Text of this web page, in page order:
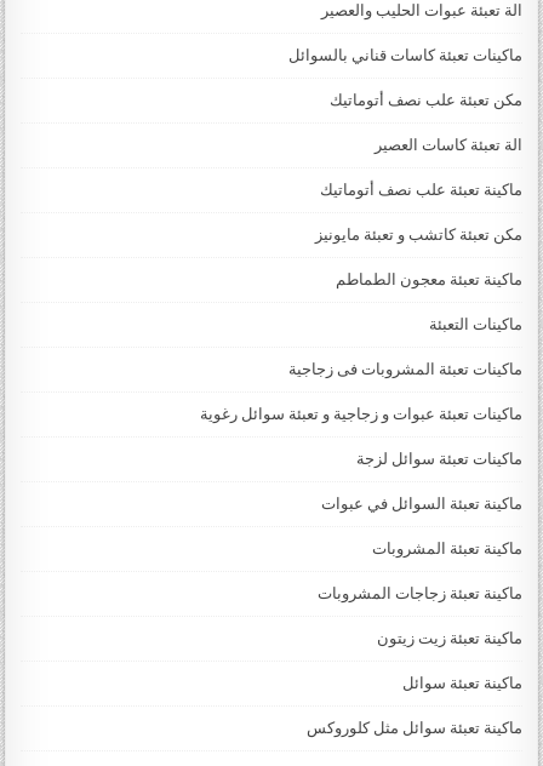
الة تعبئة عبوات الحليب والعصير
ماكينات تعبئة كاسات قناني بالسوائل
مكن تعبئة علب نصف أتوماتيك
الة تعبئة كاسات العصير
ماكينة تعبئة علب نصف أتوماتيك
مكن تعبئة كاتشب و تعبئة مايونيز
ماكينة تعبئة معجون الطماطم
ماكينات التعبئة
ماكينات تعبئة المشروبات فى زجاجية
ماكينات تعبئة عبوات و زجاجية و تعبئة سوائل رغوية
ماكينات تعبئة سوائل لزجة
‏‏‏ماكينة تعبئة السوائل في عبوات
ماكينة تعبئة المشروبات
ماكينة تعبئة زجاجات المشروبات
ماكينة تعبئة زيت زيتون
ماكينة تعبئة سوائل
ماكينة تعبئة سوائل مثل كلوروكس